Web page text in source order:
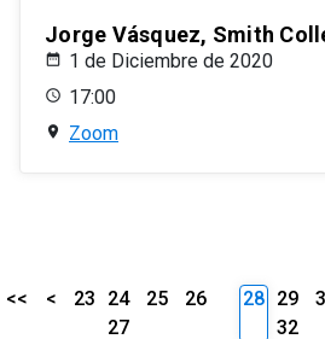
Jorge Vásquez, Smith
1 de Diciembre de 2020
17:00
Zoom
<< < 23 24 25
26
27
28 29
32